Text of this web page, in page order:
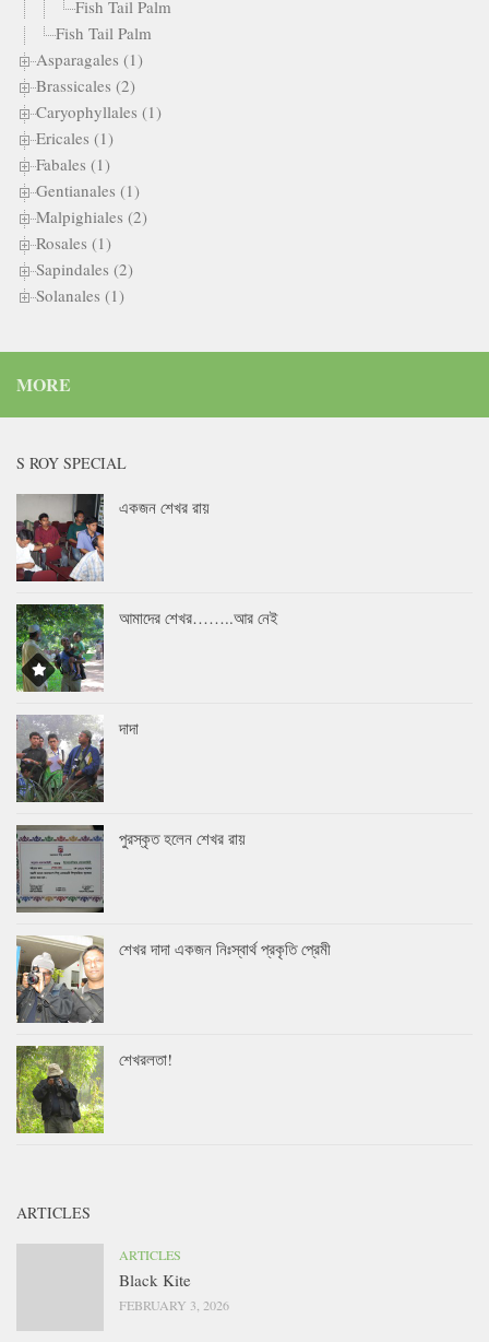
Fish Tail Palm
Fish Tail Palm
Asparagales (1)
Brassicales (2)
Caryophyllales (1)
Ericales (1)
Fabales (1)
Gentianales (1)
Malpighiales (2)
Rosales (1)
Sapindales (2)
Solanales (1)
MORE
S ROY SPECIAL
একজন শেখর রায়
আমাদের শেখর……..আর নেই
দাদা
পুরস্কৃত হলেন শেখর রায়
শেখর দাদা একজন নিঃস্বার্থ প্রকৃতি প্রেমী
শেখরলতা!
ARTICLES
ARTICLES
Black Kite
FEBRUARY 3, 2026